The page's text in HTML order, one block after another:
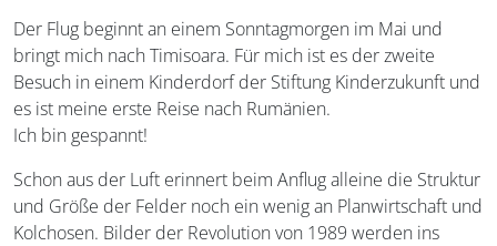
Der Flug beginnt an einem Sonntagmorgen im Mai und
bringt mich nach Timisoara. Für mich ist es der zweite
Besuch in einem Kinderdorf der Stiftung Kinderzukunft und
es ist meine erste Reise nach Rumänien.
Ich bin gespannt!
Schon aus der Luft erinnert beim Anflug alleine die Struktur
und Größe der Felder noch ein wenig an Planwirtschaft und
Kolchosen. Bilder der Revolution von 1989 werden ins